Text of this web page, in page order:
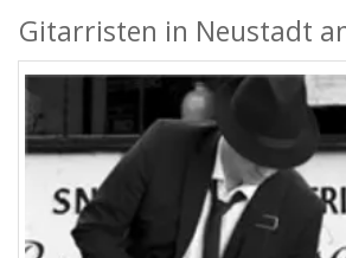
Gitarristen in Neustadt